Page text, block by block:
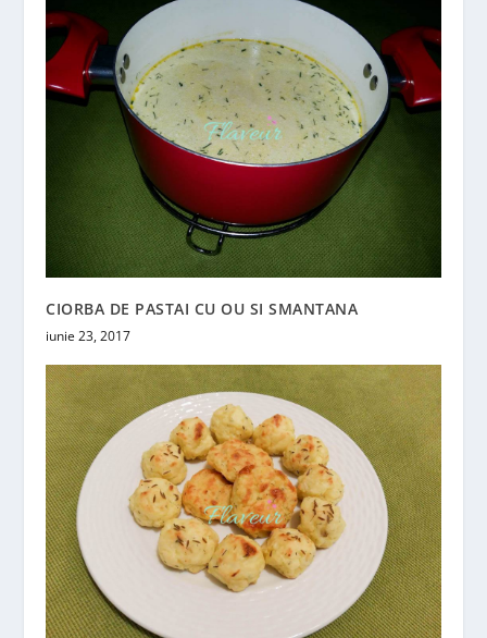
CIORBA DE PASTAI CU OU SI SMANTANA
iunie 23, 2017